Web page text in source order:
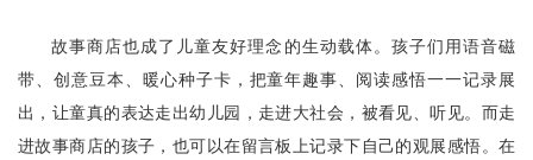
故事商店也成了儿童友好理念的生动载体。孩子们用语音磁
带、创意豆本、暖心种子卡，把童年趣事、阅读感悟一一记录展
出，让童真的表达走出幼儿园，走进大社会，被看见、听见。而走
进故事商店的孩子，也可以在留言板上记录下自己的观展感悟。在